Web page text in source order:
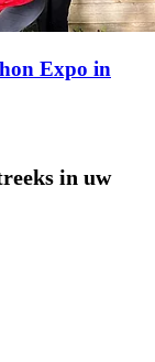
Expo in
in uw